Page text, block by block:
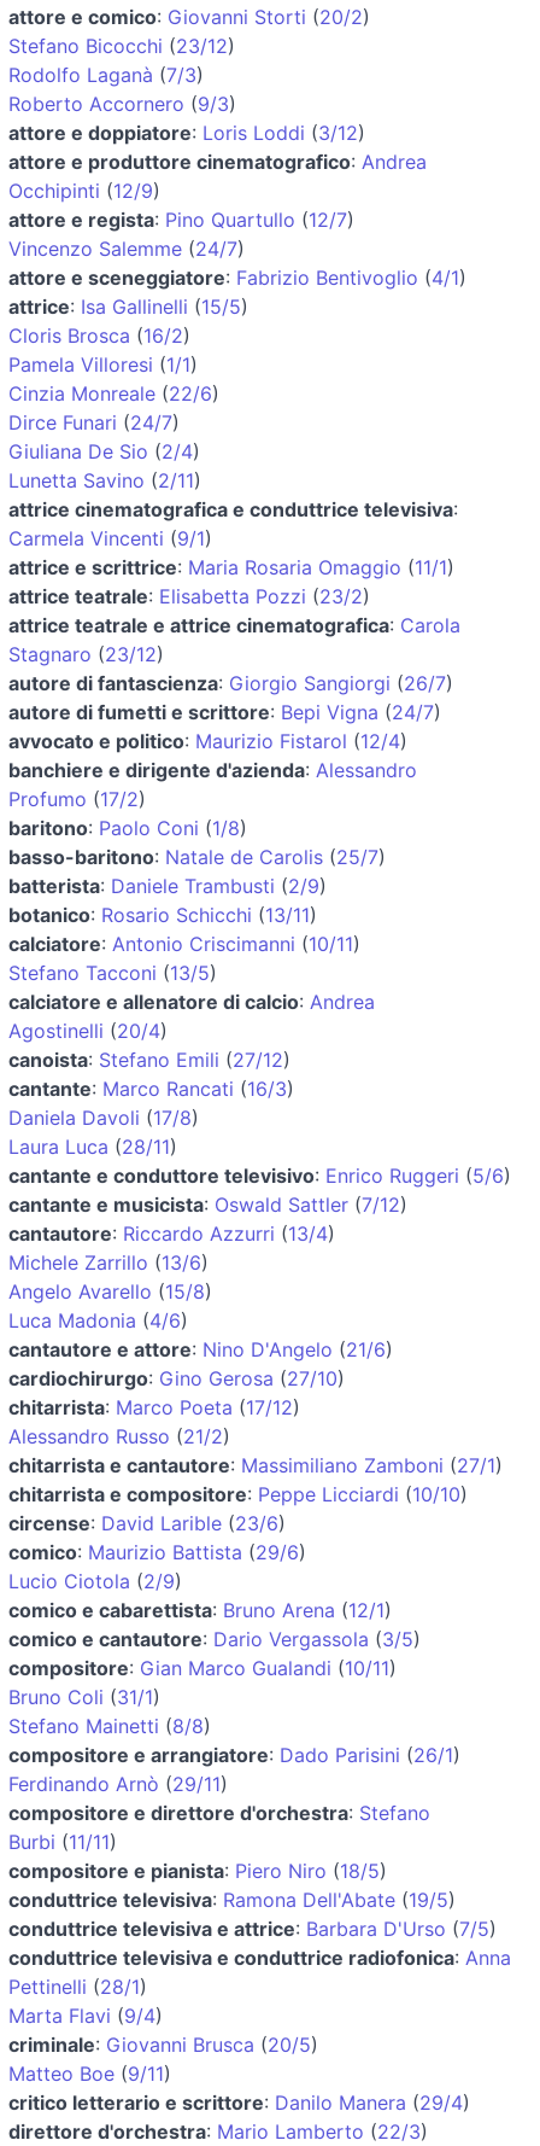
attore e comico: Giovanni Storti (20/2)
Stefano Bicocchi (23/12)
Rodolfo Laganà (7/3)
Roberto Accornero (9/3)
attore e doppiatore: Loris Loddi (3/12)
attore e produttore cinematografico: Andrea
Occhipinti (12/9)
attore e regista: Pino Quartullo (12/7)
Vincenzo Salemme (24/7)
attore e sceneggiatore: Fabrizio Bentivoglio (4/1)
attrice: Isa Gallinelli (15/5)
Cloris Brosca (16/2)
Pamela Villoresi (1/1)
Cinzia Monreale (22/6)
Dirce Funari (24/7)
Giuliana De Sio (2/4)
Lunetta Savino (2/11)
attrice cinematografica e conduttrice televisiva:
Carmela Vincenti (9/1)
attrice e scrittrice: Maria Rosaria Omaggio (11/1)
attrice teatrale: Elisabetta Pozzi (23/2)
attrice teatrale e attrice cinematografica: Carola
Stagnaro (23/12)
autore di fantascienza: Giorgio Sangiorgi (26/7)
autore di fumetti e scrittore: Bepi Vigna (24/7)
avvocato e politico: Maurizio Fistarol (12/4)
banchiere e dirigente d'azienda: Alessandro
Profumo (17/2)
baritono: Paolo Coni (1/8)
basso-baritono: Natale de Carolis (25/7)
batterista: Daniele Trambusti (2/9)
botanico: Rosario Schicchi (13/11)
calciatore: Antonio Criscimanni (10/11)
Stefano Tacconi (13/5)
calciatore e allenatore di calcio: Andrea
Agostinelli (20/4)
canoista: Stefano Emili (27/12)
cantante: Marco Rancati (16/3)
Daniela Davoli (17/8)
Laura Luca (28/11)
cantante e conduttore televisivo: Enrico Ruggeri (5/6)
cantante e musicista: Oswald Sattler (7/12)
cantautore: Riccardo Azzurri (13/4)
Michele Zarrillo (13/6)
Angelo Avarello (15/8)
Luca Madonia (4/6)
cantautore e attore: Nino D'Angelo (21/6)
cardiochirurgo: Gino Gerosa (27/10)
chitarrista: Marco Poeta (17/12)
Alessandro Russo (21/2)
chitarrista e cantautore: Massimiliano Zamboni (27/1)
chitarrista e compositore: Peppe Licciardi (10/10)
circense: David Larible (23/6)
comico: Maurizio Battista (29/6)
Lucio Ciotola (2/9)
comico e cabarettista: Bruno Arena (12/1)
comico e cantautore: Dario Vergassola (3/5)
compositore: Gian Marco Gualandi (10/11)
Bruno Coli (31/1)
Stefano Mainetti (8/8)
compositore e arrangiatore: Dado Parisini (26/1)
Ferdinando Arnò (29/11)
compositore e direttore d'orchestra: Stefano
Burbi (11/11)
compositore e pianista: Piero Niro (18/5)
conduttrice televisiva: Ramona Dell'Abate (19/5)
conduttrice televisiva e attrice: Barbara D'Urso (7/5)
conduttrice televisiva e conduttrice radiofonica: Anna
Pettinelli (28/1)
Marta Flavi (9/4)
criminale: Giovanni Brusca (20/5)
Matteo Boe (9/11)
critico letterario e scrittore: Danilo Manera (29/4)
direttore d'orchestra: Mario Lamberto (22/3)